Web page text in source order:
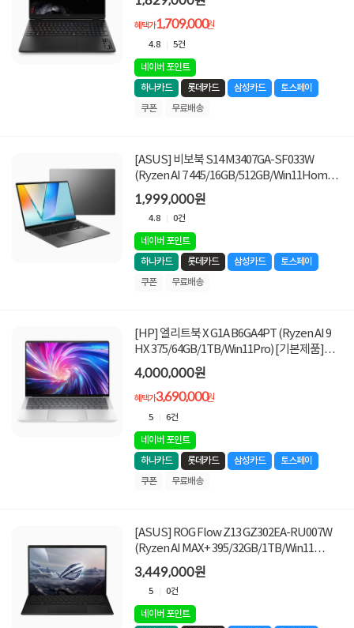
혜택가1,709,000원
4.8 5건
네이버 포인트
하나카드
롯데카드 삼성카드
토스페이
쿠폰
무료배송
[ASUS] 비보북 S14 M3407GA-SF033W
(Ryzen AI 7 445/16GB/512GB/Win11Home)
[기본제품]
1,999,000원
4.8 0건
네이버 포인트
하나카드
롯데카드 삼성카드
토스페이
쿠폰
무료배송
[HP] 엘리트북 X G1A B6GA4PT (Ryzen AI 9
HX 375/64GB/1TB/Win11Pro) [기본제품]★
한정수량! 쿠폰할인★
4,000,000원
혜택가3,690,000원
5 6건
네이버 포인트
하나카드
롯데카드 삼성카드
토스페이
쿠폰
무료배송
[ASUS] ROG Flow Z13 GZ302EA-RU007W
(Ryzen AI MAX+ 395/32GB/1TB/Win11
Home) [기본제품]
3,449,000원
5 0건
네이버 포인트